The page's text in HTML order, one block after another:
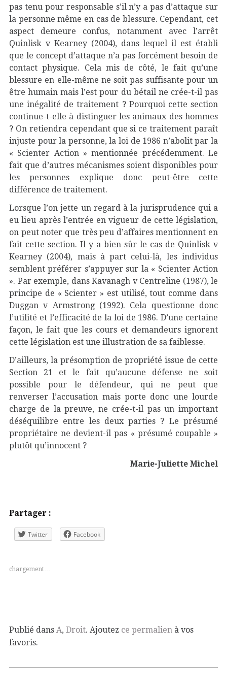
pas tenu pour responsable s’il n’y a pas d’attaque sur
la personne même en cas de blessure. Cependant, cet
aspect demeure confus, notamment avec l’arrêt
Quinlisk v Kearney (2004), dans lequel il est établi
que le concept d’attaque n’a pas forcément besoin de
contact physique. Cela mis de côté, le fait qu’une
blessure en elle-même ne soit pas suffisante pour un
être humain mais l’est pour du bétail ne crée-t-il pas
une inégalité de traitement ? Pourquoi cette section
continue-t-elle à distinguer les animaux des hommes
? On retiendra cependant que si ce traitement paraît
injuste pour la personne, la loi de 1986 n’abolit par la
« Scienter Action » mentionnée précédemment. Le
fait que d’autres mécanismes soient disponibles pour
les personnes explique donc peut-être cette
différence de traitement.
Lorsque l’on jette un regard à la jurisprudence qui a
eu lieu après l’entrée en vigueur de cette législation,
on peut noter que très peu d’affaires mentionnent en
fait cette section. Il y a bien sûr le cas de Quinlisk v
Kearney (2004), mais à part celui-là, les individus
semblent préférer s’appuyer sur la « Scienter Action
». Par exemple, dans Kavanagh v Centreline (1987), le
principe de « Scienter » est utilisé, tout comme dans
Duggan v Armstrong (1992). Cela questionne donc
l’utilité et l’efficacité de la loi de 1986. D’une certaine
façon, le fait que les cours et demandeurs ignorent
cette législation est une illustration de sa faiblesse.
D’ailleurs, la présomption de propriété issue de cette
Section 21 et le fait qu’aucune défense ne soit
possible pour le défendeur, qui ne peut que
renverser l’accusation mais porte donc une lourde
charge de la preuve, ne crée-t-il pas un important
déséquilibre entre les deux parties ? Le présumé
propriétaire ne devient-il pas « présumé coupable »
plutôt qu’innocent ?
Marie-Juliette Michel
Partager :
Twitter Facebook
chargement…
Publié dans A, Droit. Ajoutez ce permalien à vos
favoris.